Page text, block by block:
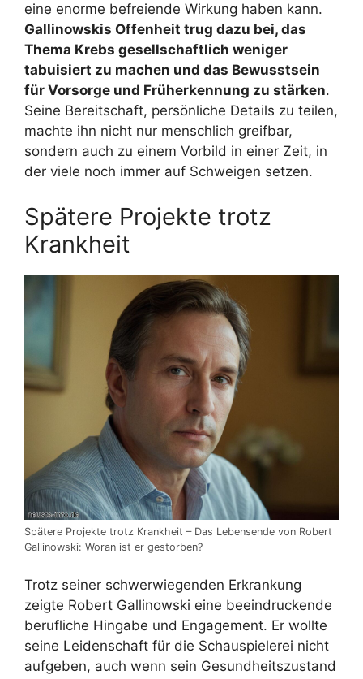
eine enorme befreiende Wirkung haben kann.
Gallinowskis Offenheit trug dazu bei, das
Thema Krebs gesellschaftlich weniger
tabuisiert zu machen und das Bewusstsein
für Vorsorge und Früherkennung zu stärken.
Seine Bereitschaft, persönliche Details zu teilen,
machte ihn nicht nur menschlich greifbar,
sondern auch zu einem Vorbild in einer Zeit, in
der viele noch immer auf Schweigen setzen.
Spätere Projekte trotz
Krankheit
Spätere Projekte trotz Krankheit – Das Lebensende von Robert
Gallinowski: Woran ist er gestorben?
Trotz seiner schwerwiegenden Erkrankung
zeigte Robert Gallinowski eine beeindruckende
berufliche Hingabe und Engagement. Er wollte
seine Leidenschaft für die Schauspielerei nicht
aufgeben, auch wenn sein Gesundheitszustand